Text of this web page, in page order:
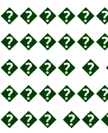
���� �
���